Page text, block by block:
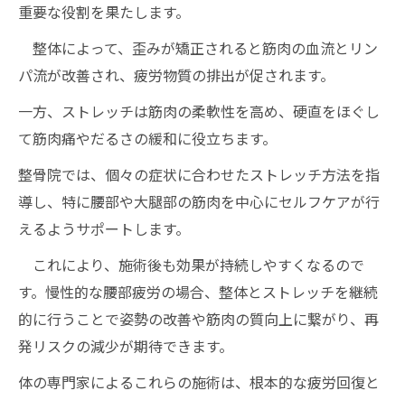
重要な役割を果たします。
整体によって、歪みが矯正されると筋肉の血流とリン
パ流が改善され、疲労物質の排出が促されます。
一方、ストレッチは筋肉の柔軟性を高め、硬直をほぐし
て筋肉痛やだるさの緩和に役立ちます。
整骨院では、個々の症状に合わせたストレッチ方法を指
導し、特に腰部や大腿部の筋肉を中心にセルフケアが行
えるようサポートします。
これにより、施術後も効果が持続しやすくなるので
す。慢性的な腰部疲労の場合、整体とストレッチを継続
的に行うことで姿勢の改善や筋肉の質向上に繋がり、再
発リスクの減少が期待できます。
体の専門家によるこれらの施術は、根本的な疲労回復と